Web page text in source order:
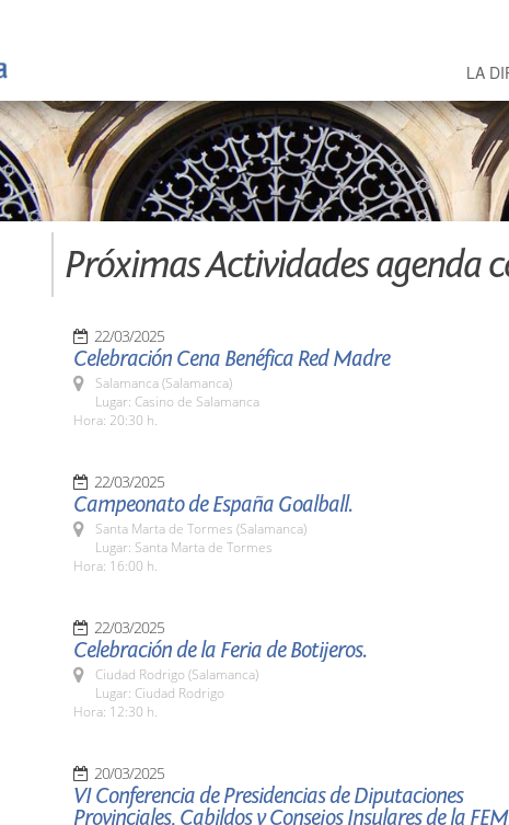
LA
Próximas Actividades agenda
22/03/2025
Celebración Cena Benéfica Red Madre
Salamanca (Salamanca)
Lugar: Casino de Salamanca
Hora: 20:30 h.
22/03/2025
Campeonato de España Goalball.
Santa Marta de Tormes (Salamanca)
Lugar: Santa Marta de Tormes
Hora: 16:00 h.
22/03/2025
Celebración de la Feria de Botijeros.
Ciudad Rodrigo (Salamanca)
Lugar: Ciudad Rodrigo
Hora: 12:30 h.
20/03/2025
VI Conferencia de Presidencias de Diputaciones
Provinciales, Cabildos y Consejos Insulares de la